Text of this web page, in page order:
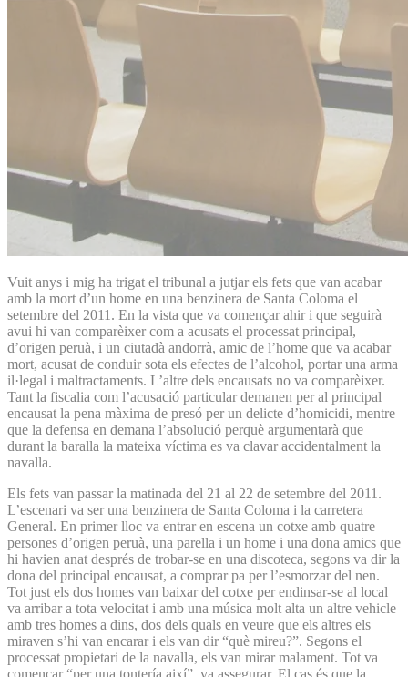
Vuit anys i mig ha trigat el tribunal a jutjar els fets que van acabar
amb la mort d’un home en una benzinera de Santa Coloma el
setembre del 2011. En la vista que va començar ahir i que seguirà
avui hi van comparèixer com a acusats el processat principal,
d’origen peruà, i un ciutadà andorrà, amic de l’home que va acabar
mort, acusat de conduir sota els efectes de l’alcohol, portar una arma
il·legal i maltractaments. L’altre dels encausats no va comparèixer.
Tant la fiscalia com l’acusació particular demanen per al principal
encausat la pena màxima de presó per un delicte d’homicidi, mentre
que la defensa en demana l’absolució perquè argumentarà que
durant la baralla la mateixa víctima es va clavar accidentalment la
navalla.
Els fets van passar la matinada del 21 al 22 de setembre del 2011.
L’escenari va ser una benzinera de Santa Coloma i la carretera
General. En primer lloc va entrar en escena un cotxe amb quatre
persones d’origen peruà, una parella i un home i una dona amics que
hi havien anat després de trobar-se en una discoteca, segons va dir la
dona del principal encausat, a comprar pa per l’esmorzar del nen.
Tot just els dos homes van baixar del cotxe per endinsar-se al local
va arribar a tota velocitat i amb una música molt alta un altre vehicle
amb tres homes a dins, dos dels quals en veure que els altres els
miraven s’hi van encarar i els van dir “què mireu?”. Segons el
processat propietari de la navalla, els van mirar malament. Tot va
començar “per una tontería així”, va assegurar. El cas és que la